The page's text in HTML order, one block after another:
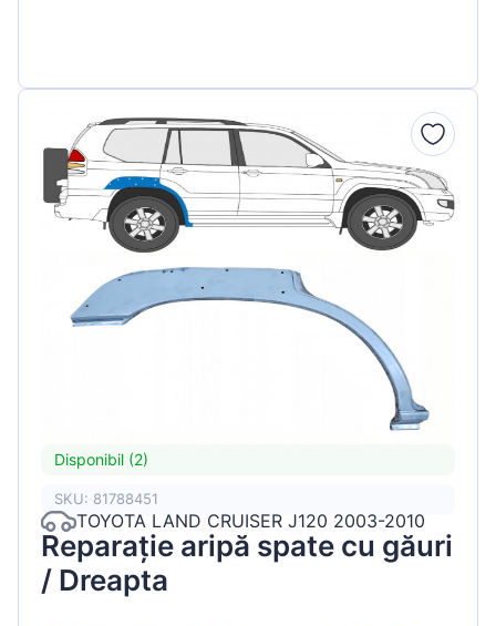
Disponibil (2)
SKU: 81788451
TOYOTA LAND CRUISER J120 2003-2010
Reparație aripă spate cu găuri
/ Dreapta